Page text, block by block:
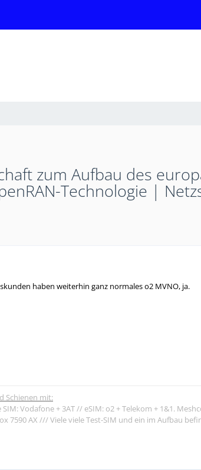
zum Aufbau des
Technologie |
haben weiterhin ganz normales o2 MVNO, ja.
Schienen mit:
SIM: Vodafone + 3AT // eSIM: o2 + Telekom + 1&1.
7590 AX /// Viele viele Test-SIM und ein im Aufbau